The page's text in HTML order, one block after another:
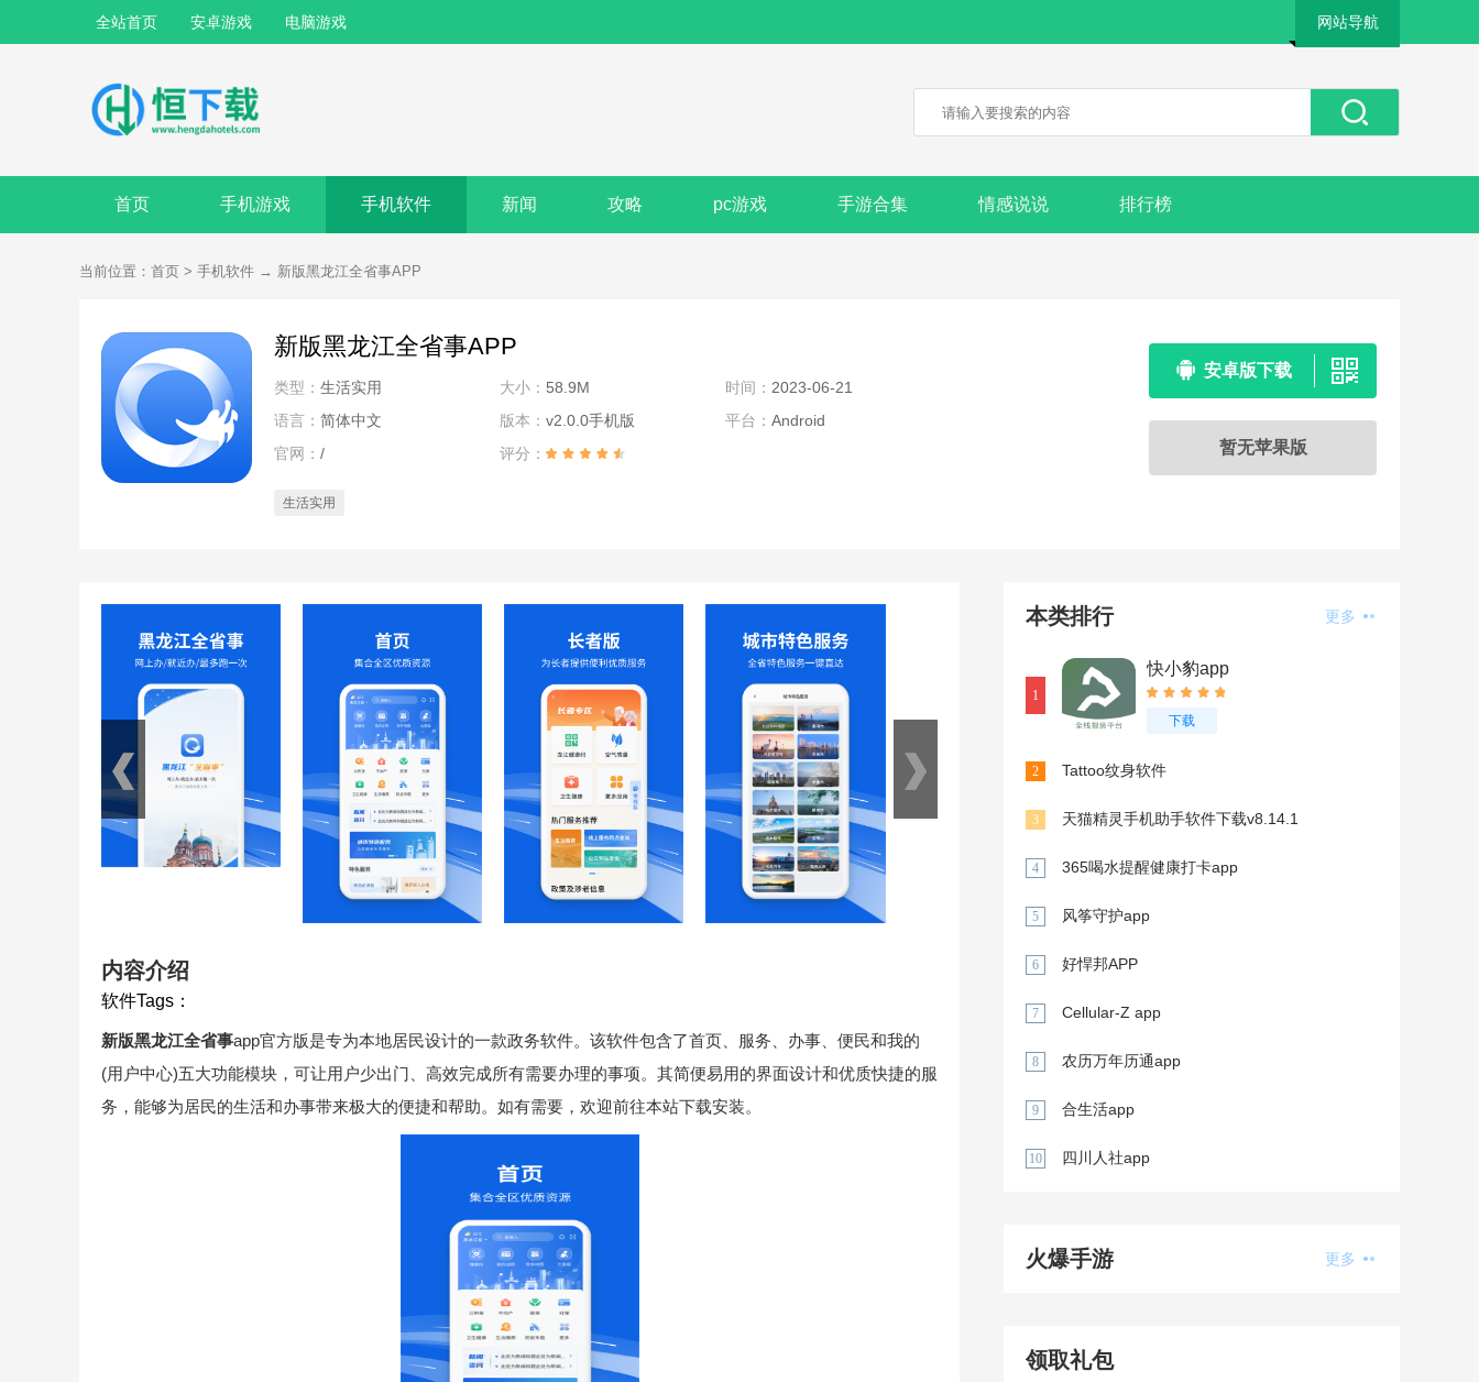
全站首页 安卓游戏 电脑游戏 网站导航
首页 手机游戏 手机软件 新闻 攻略 pc游戏 手游合集 情感说说 排行榜
当前位置： 首页 > 手机软件 → 新版黑龙江全省事APP
新版黑龙江全省事APP
类型： 生活实用 大小： 58.9M 时间： 2023-06-21
语言： 简体中文 版本： v2.0.0手机版 平台： Android
官网： / 评分：
生活实用
安卓版下载
暂无苹果版
内容介绍
软件Tags：
新版黑龙江全省事app官方版是专为本地居民设计的一款政务软件。该软件包含了首页、服务、办事、便民和我的
(用户中心)五大功能模块，可让用户少出门、高效完成所有需要办理的事项。其简便易用的界面设计和优质快捷的服
务，能够为居民的生活和办事带来极大的便捷和帮助。如有需要，欢迎前往本站下载安装。
本类排行 更多
1
快小豹app
下载
2 Tattoo纹身软件
3 天猫精灵手机助手软件下载v8.14.1
4 365喝水提醒健康打卡app
5 风筝守护app
6 好悍邦APP
7 Cellular-Z app
8 农历万年历通app
9 合生活app
10 四川人社app
火爆手游 更多
领取礼包